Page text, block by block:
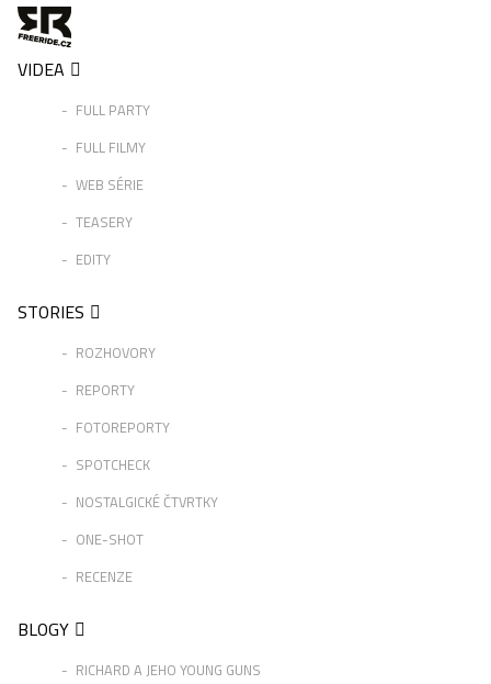
VIDEA
FULL PARTY
FULL FILMY
WEB SÉRIE
TEASERY
EDITY
STORIES
ROZHOVORY
REPORTY
FOTOREPORTY
SPOTCHECK
NOSTALGICKÉ ČTVRTKY
ONE-SHOT
RECENZE
BLOGY
RICHARD A JEHO YOUNG GUNS